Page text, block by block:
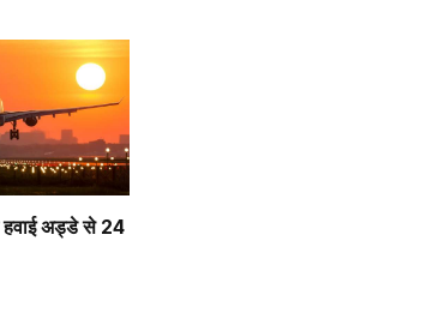
हवाई अड्डे से 24